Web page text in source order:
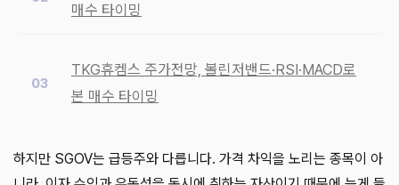
매수 타이밍
TKG휴켐스 주가전망, 볼린저밴드·RSI·MACD로
본 매수 타이밍
하지만 SGOV는 급등주와 다릅니다. 가격 차익을 노리는 종목이 아